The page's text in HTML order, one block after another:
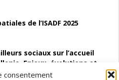
consentement
de l’ISADF 2025
sociaux sur l’accueil
Enjeux, évolutions et